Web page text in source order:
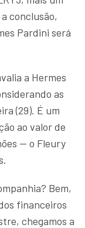
conclusão,
Pardini será
a Hermes
as
(29). É um
ao valor de
— o Fleury
Bem,
financeiros
chegamos a